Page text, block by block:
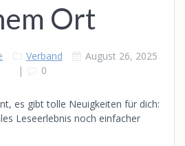
Ort
Verband
August 26, 2025
|
0
es gibt tolle Neuigkeiten für dich:
Leseerlebnis noch einfacher